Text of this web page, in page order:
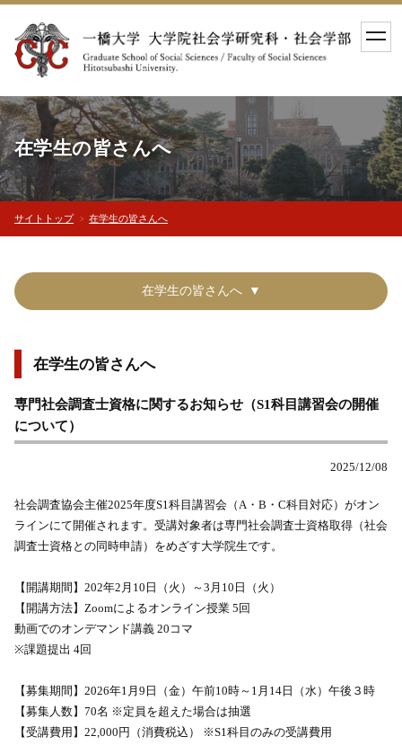
toggle
在学生の皆さんへ
サイトトップ 在学生の皆さんへ
在学生の皆さんへ
在学生の皆さんへ
専門社会調査士資格に関するお知らせ（S1科目講習会の開催
について）
2025/12/08
社会調査協会主催2025年度S1科目講習会（A・B・C科目対応）がオン
ラインにて開催されます。受講対象者は専門社会調査士資格取得（社会
調査士資格との同時申請）をめざす大学院生です。
【開講期間】202年2月10日（火）～3月10日（火）
【開講方法】Zoomによるオンライン授業 5回
動画でのオンデマンド講義 20コマ
※課題提出 4回
【募集期間】2026年1月9日（金）午前10時～1月14日（水）午後３時
【募集人数】70名 ※定員を超えた場合は抽選
【受講費用】22,000円（消費税込） ※S1科目のみの受講費用